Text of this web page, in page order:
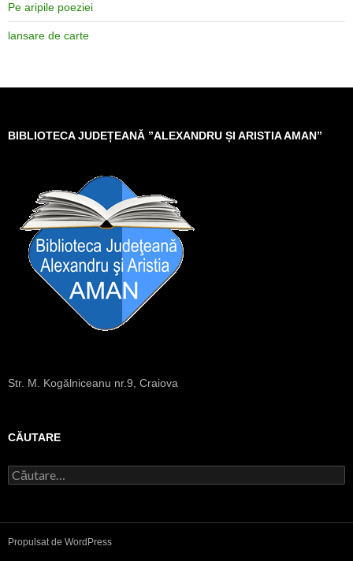
Pe aripile poeziei
lansare de carte
BIBLIOTECA JUDEȚEANĂ ”ALEXANDRU ȘI ARISTIA AMAN”
Str. M. Kogălniceanu nr.9, Craiova
CĂUTARE
C
a
d
Propulsat de WordPress